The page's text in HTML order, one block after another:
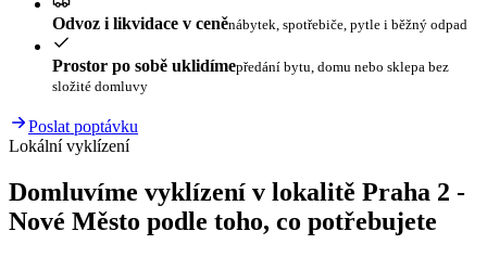
Odvoz i likvidace v ceněnábytek, spotřebiče, pytle i běžný odpad
Prostor po sobě uklidímepředání bytu, domu nebo sklepa bez
složité domluvy
Poslat poptávku
Lokální vyklízení
Domluvíme vyklízení v lokalitě Praha 2 -
Nové Město podle toho, co potřebujete